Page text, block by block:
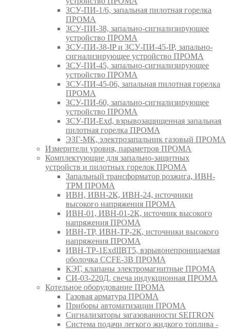
ЗСУ-ПИ-1/6, запальная пилотная горелка
ПРОМА
ЗСУ-ПИ-38, запально-сигнализирующее
устройство ПРОМА
ЗСУ-ПИ-38-IP и ЗСУ-ПИ-45-IP, запально-
сигнализирующее устройство ПРОМА
ЗСУ-ПИ-45, запально-сигнализирующее
устройство ПРОМА
ЗСУ-ПИ-45-06, запальная пилотная горелка
ПРОМА
ЗСУ-ПИ-60, запально-сигнализирующее
устройство ПРОМА
ЗСУ-ПИ-Exd, взрывозащищенная запальная
пилотная горелка ПРОМА
ЭЗГ-МК, электрозапальник газовый ПРОМА
Измерители уровня, параметров ПРОМА
Комплектующие для запально-защитных
устройств и пилотных горелок ПРОМА
Запальный трансформатор розжига, ИВН-
ТРМ ПРОМА
ИВН, ИВН-2К, ИВН-24, источники
высокого напряжения ПРОМА
ИВН-01, ИВН-01-2К, источник высокого
напряжения ПРОМА
ИВН-ТР, ИВН-ТР-2К, источники высокого
напряжения ПРОМА
ИВН-ТР-1ExdIIBT5, взрывонепроницаемая
оболочка CCFE-3B ПРОМА
КЭГ, клапаны электромагнитные ПРОМА
СИ-03-220Д, свеча индукционная ПРОМА
Котельное оборудование ПРОМА
Газовая арматура ПРОМА
Приборы автоматизации ПРОМА
Сигнализаторы загазованности SEITRON
Система подачи легкого жидкого топлива -